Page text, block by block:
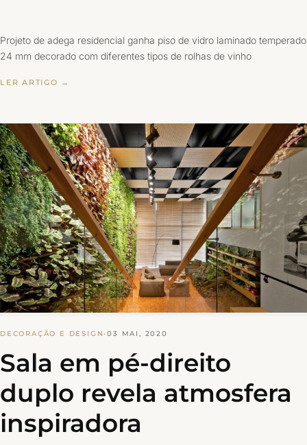
Projeto de adega residencial ganha piso de vidro laminado temperado
24 mm decorado com diferentes tipos de rolhas de vinho
LER ARTIGO →
DECORAÇÃO E DESIGN·03 MAI, 2020
Sala em pé-direito
duplo revela atmosfera
inspiradora